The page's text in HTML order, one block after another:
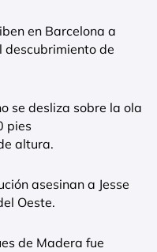
en Barcelona a
descubrimiento de
se desliza sobre la ola
pies
altura.
asesinan a Jesse
Oeste.
de Madera fue